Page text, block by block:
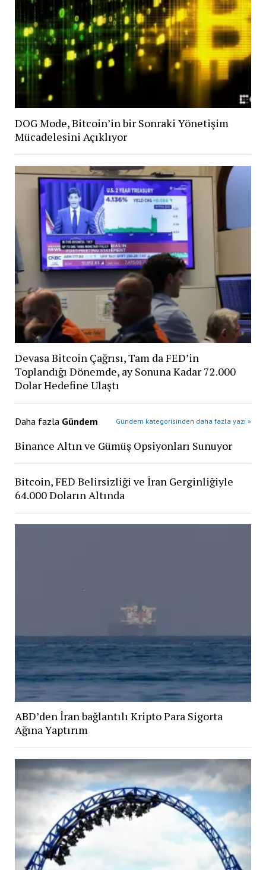
DOG Mode, Bitcoin’in bir Sonraki Yönetişim
Mücadelesini Açıklıyor
Devasa Bitcoin Çağrısı, Tam da FED’in
Toplandığı Dönemde, ay Sonuna Kadar 72.000
Dolar Hedefine Ulaştı
Daha fazla Gündem Gündem kategorisinden daha fazla yazı »
Binance Altın ve Gümüş Opsiyonları Sunuyor
Bitcoin, FED Belirsizliği ve İran Gerginliğiyle
64.000 Doların Altında
ABD’den İran bağlantılı Kripto Para Sigorta
Ağına Yaptırım